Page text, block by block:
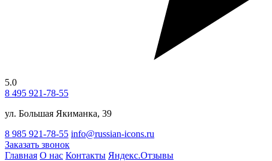
5.0
8 495 921-78-55
ул. Большая Якиманка, 39
8 985 921-78-55 info@russian-icons.ru
Заказать звонок
Главная О нас Контакты Яндекс.Отзывы